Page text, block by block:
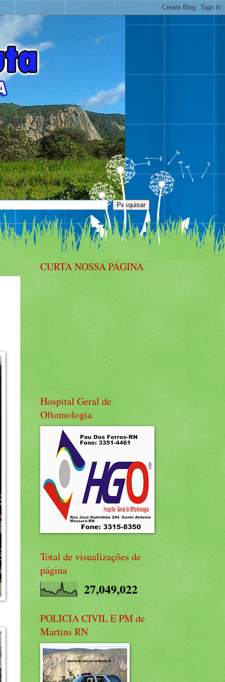
CURTA NOSSA PÁGINA
Hospital Geral de
Oftomologia
Total de visualizações de
página
27,049,022
POLICIA CIVIL E PM de
Martins RN